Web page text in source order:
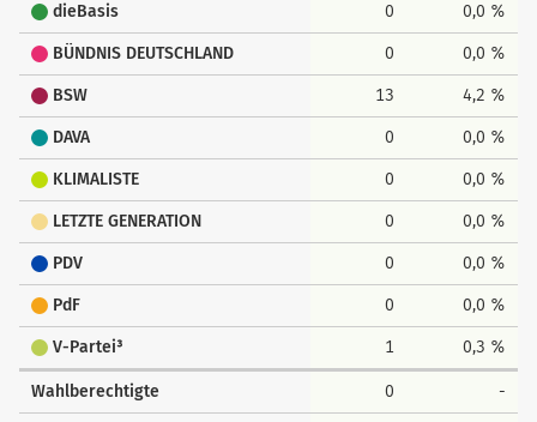
dieBasis 0 0,0 %
BÜNDNIS DEUTSCHLAND 0 0,0 %
BSW 13 4,2 %
DAVA 0 0,0 %
KLIMALISTE 0 0,0 %
LETZTE GENERATION 0 0,0 %
PDV 0 0,0 %
PdF 0 0,0 %
V-Partei³ 1 0,3 %
Wahlberechtigte 0 -